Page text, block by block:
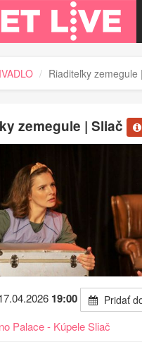
Riaditeľky zemegule
zemegule | Sliač
19:00 Pridať
Palace - Kúpele Sliač